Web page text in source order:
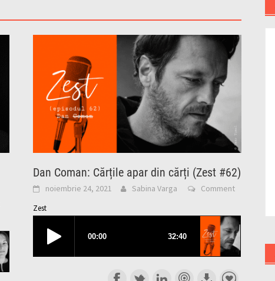
Dan Coman: Cărțile apar din cărți (Zest #62)
noiembrie 24, 2021 Sabina Varga Comment
Zest